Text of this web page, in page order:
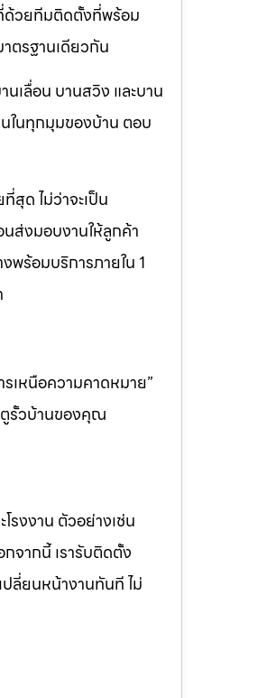
ที่ด้วยทีมติดตั้งที่พร้อม
ตรฐานเดียวกัน
เลื่อน บานสวิง และบาน
ในทุกมุมของบ้าน ตอบ
สุด ไม่ว่าจะเป็น
นส่งมอบงานให้ลูกค้า
พร้อมบริการภายใน 1
เหนือความคาดหมาย”
ตูรั้วบ้านของคุณ
รงงาน ตัวอย่างเช่น
จากนี้ เรารับติดตั้ง
ลี่ยนหน้างานทันที ไม่